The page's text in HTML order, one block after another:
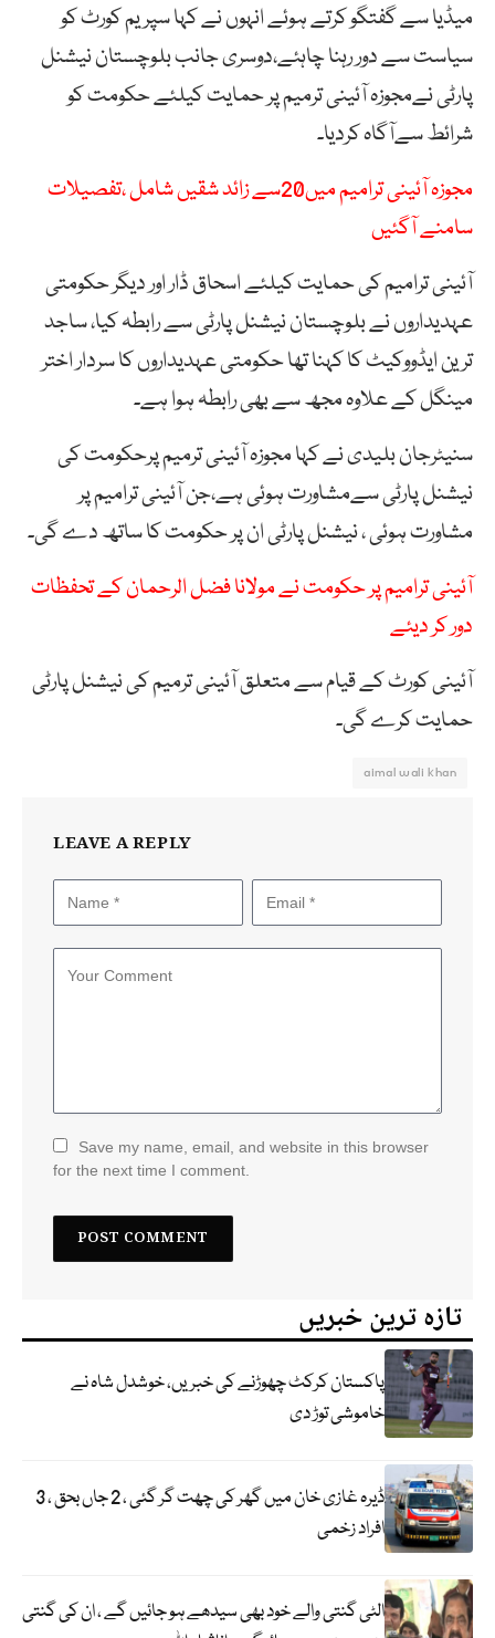
میڈیا سے گفتگو کرتے ہوئے انہوں نے کہا سپریم کورٹ کو
سیاست سے دور رہنا چاہئے،دوسری جانب بلوچستان نیشنل
پارٹی نےمجوزہ آئینی ترمیم پر حمایت کیلئے حکومت کو
شرائط سےآگاہ کردیا۔
مجوزہ آئینی ترامیم میں20سے زائد شقیں شامل ،تفصیلات
سامنے آگئیں
آئینی ترامیم کی حمایت کیلئے اسحاق ڈار اور دیگر حکومتی
عہدیداروں نے بلوچستان نیشنل پارٹی سے رابطہ کیا، ساجد
ترین ایڈووکیٹ کا کہنا تھا حکومتی عہدیداروں کا سردار اختر
مینگل کے علاوہ مجھ سے بھی رابطہ ہوا ہے۔
سنیٹرجان بلیدی نے کہا مجوزہ آئینی ترمیم پرحکومت کی
نیشنل پارٹی سےمشاورت ہوئی ہے،جن آئینی ترامیم پر
مشاورت ہوئی ، نیشنل پارٹی ان پر حکومت کا ساتھ دے گی۔
آئینی ترامیم پر حکومت نے مولانا فضل الرحمان کے تحفظات
دور کر دیئے
آئینی کورٹ کے قیام سے متعلق آئینی ترمیم کی نیشنل پارٹی
حمایت کرے گی۔
aimal wali khan
LEAVE A REPLY
Save my name, email, and website in this browser
for the next time I comment.
تازہ ترین خبریں
پاکستان کرکٹ چھوڑنے کی خبریں، خوشدل شاہ نے
خاموشی توڑ دی
ڈیرہ غازی خان میں گھر کی چھت گر گئی ، 2 جاں بحق ، 3
افراد زخمی
الٹی گنتی والے خود بھی سیدھے ہو جائیں گے ، ان کی گنتی